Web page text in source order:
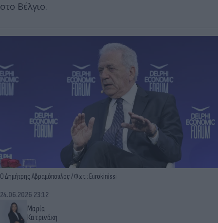
στο Βέλγιο.
Ο Δημήτρης Αβραμόπουλος / Φωτ.: Eurokinissi
Μαρία
Κατρινάκη
24.06.2026 23:12